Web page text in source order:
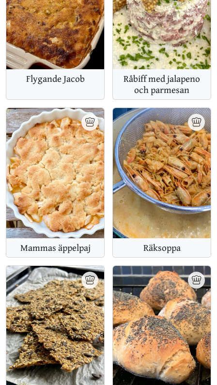
Flygande Jacob
Råbiff med jalapeno
och parmesan
Mammas äppelpaj Räksoppa